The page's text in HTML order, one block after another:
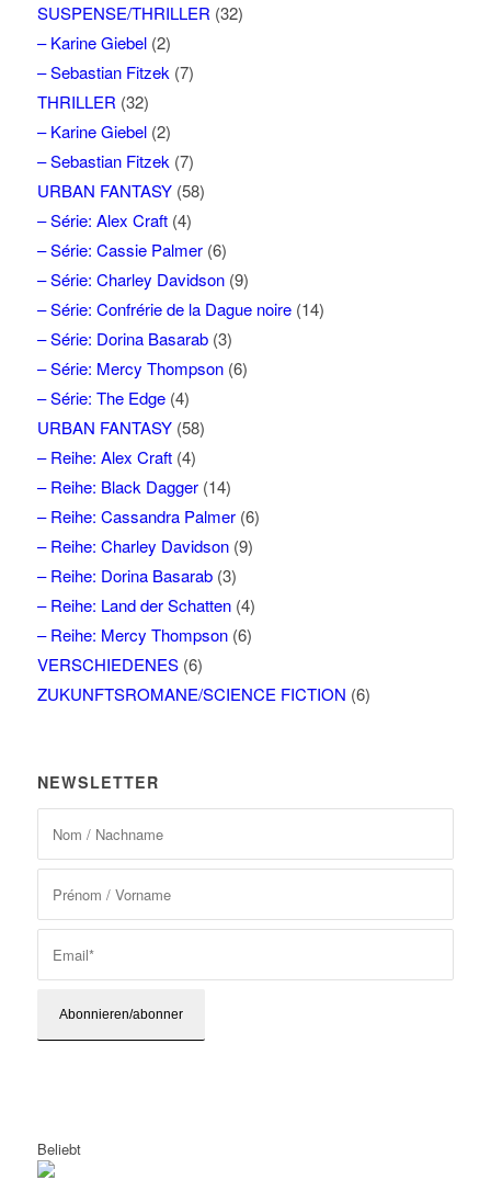
SUSPENSE/THRILLER (32)
– Karine Giebel(2)
– Sebastian Fitzek(7)
THRILLER (32)
– Karine Giebel(2)
– Sebastian Fitzek(7)
URBAN FANTASY(58)
– Série: Alex Craft(4)
– Série: Cassie Palmer(6)
– Série: Charley Davidson(9)
– Série: Confrérie de la Dague noire(14)
– Série: Dorina Basarab(3)
– Série: Mercy Thompson(6)
– Série: The Edge(4)
URBAN FANTASY(58)
– Reihe: Alex Craft(4)
– Reihe: Black Dagger(14)
– Reihe: Cassandra Palmer(6)
– Reihe: Charley Davidson(9)
– Reihe: Dorina Basarab(3)
– Reihe: Land der Schatten(4)
– Reihe: Mercy Thompson(6)
VERSCHIEDENES(6)
ZUKUNFTSROMANE/SCIENCE FICTION (6)
NEWSLETTER
Beliebt